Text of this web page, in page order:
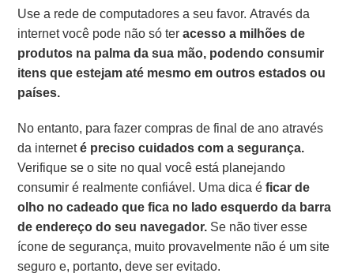
Use a rede de computadores a seu favor. Através da
internet você pode não só teracesso a milhões de
produtos na palma da sua mão, podendo consumir
itens que estejam até mesmo em outros estados ou
países.
No entanto, para fazer compras de final de ano através
da interneté preciso cuidados com a segurança.
Verifique se o site no qual você está planejando
consumir é realmente confiável. Uma dica éficar de
olho no cadeado que fica no lado esquerdo da barra
de endereço do seu navegador. Se não tiver esse
ícone de segurança, muito provavelmente não é um site
seguro e, portanto, deve ser evitado.